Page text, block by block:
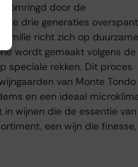
omringd door de
drie generaties
richt zich op duurzame
wordt gemaakt volgens de
speciale rekken. Dit proces
van Monte Tondo
en een ideaal
wijnen die de essentie van
een wijn die finesse,